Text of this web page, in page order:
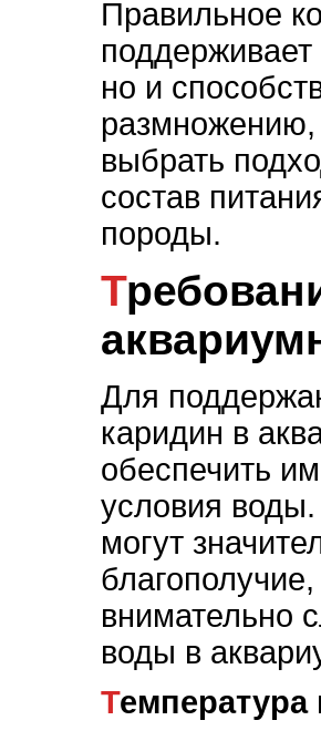
Правильное
поддерживает
но и
размножению,
выбрать
состав
породы.
Требования к воде для
Для
каридин в
обеспечить
условия
могут
внимательно
воды в